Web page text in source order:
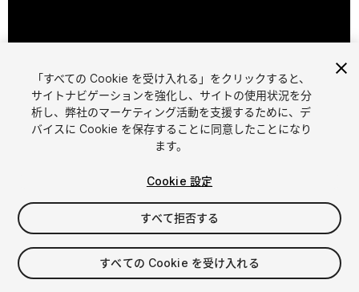
1 /4
$40
消費税は決済時に計算されます
「すべての Cookie を受け入れる」をクリックすると、
サイトナビゲーションを強化し、サイトの使用状況を分
析し、弊社のマーケティング活動を支援するために、デ
バイスに Cookie を保存することに同意したことになり
ます。
Cookie 設定
すべて拒否する
すべての Cookie を受け入れる